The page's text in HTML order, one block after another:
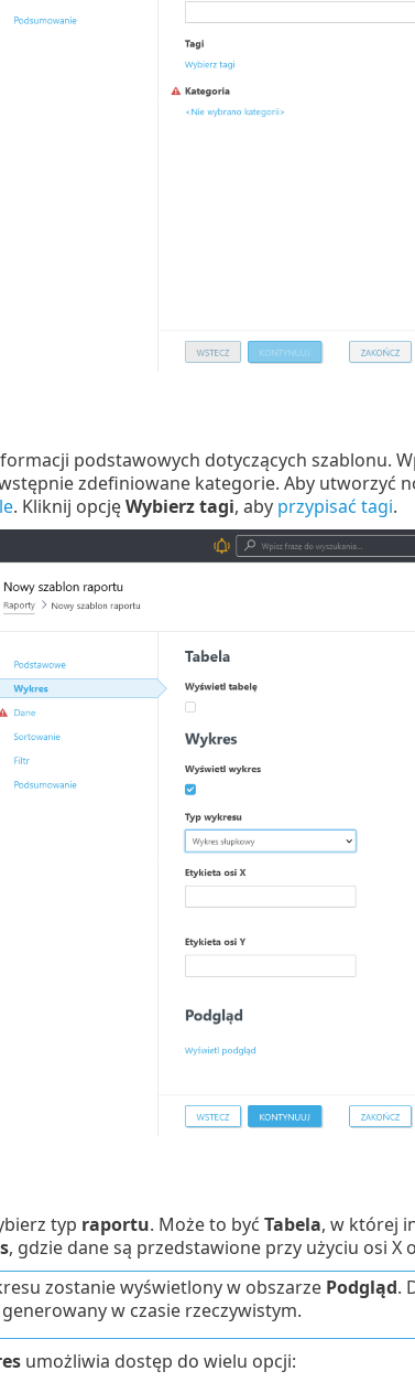
podstawowych dotyczących szablonu.
zdefiniowane kategorie. Aby utworzyć
. Kliknij opcjęWybierz tagi, aby przypisać tagi.
typ raportu. Może to być Tabela, w której
, gdzie dane są przedstawione przy użyciu osi X
zostanie wyświetlony w obszarze Podgląd.
w czasie rzeczywistym.
umożliwia dostęp do wielu opcji: